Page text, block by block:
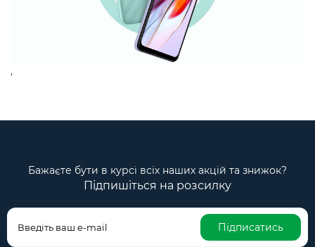
,
Бажаєте бути в курсі всіх наших акцій та знижок?
Підпишіться на розсилку
Підписатись